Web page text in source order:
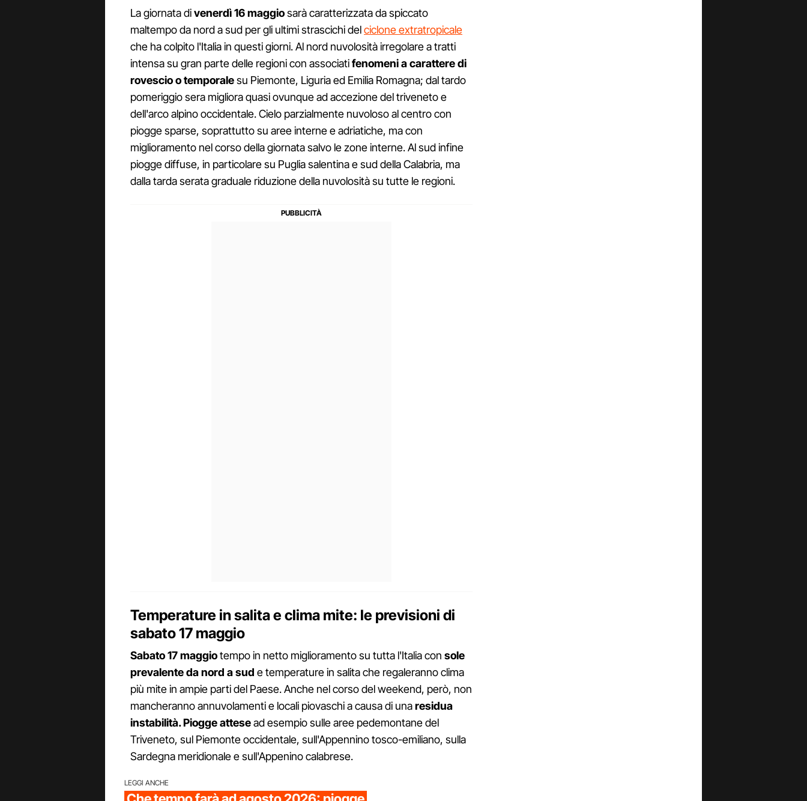
La giornata divenerdì 16 maggiosarà caratterizzata da spiccato
maltempo da nord a sud per gli ultimi strascichi delciclone extratropicale
che ha colpito l'Italia in questi giorni. Al nord nuvolosità irregolare a tratti
intensa su gran parte delle regioni con associatifenomeni a carattere di
rovescio o temporalesu Piemonte, Liguria ed Emilia Romagna; dal tardo
pomeriggio sera migliora quasi ovunque ad accezione del triveneto e
dell'arco alpino occidentale. Cielo parzialmente nuvoloso al centro con
piogge sparse, soprattutto su aree interne e adriatiche, ma con
miglioramento nel corso della giornata salvo le zone interne. Al sud infine
piogge diffuse, in particolare su Puglia salentina e sud della Calabria, ma
dalla tarda serata graduale riduzione della nuvolosità su tutte le regioni.
Temperature in salita e clima mite: le previsioni di
sabato 17 maggio
Sabato 17 maggiotempo in netto miglioramento su tutta l'Italia con sole
prevalente da nord a sud e temperature in salita che regaleranno clima
più mite in ampie parti del Paese. Anche nel corso del weekend, però, non
mancheranno annuvolamenti e locali piovaschi a causa di unaresidua
instabilità. Piogge attesead esempio sulle aree pedemontane del
Triveneto, sul Piemonte occidentale, sull'Appennino tosco-emiliano, sulla
Sardegna meridionale e sull'Appenino calabrese.
LEGGI ANCHE